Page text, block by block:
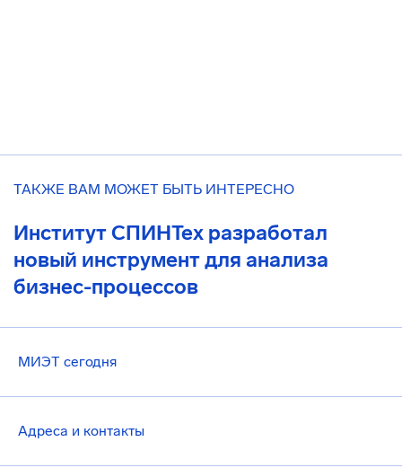
ТАКЖЕ ВАМ МОЖЕТ БЫТЬ ИНТЕРЕСНО
Институт СПИНТех разработал
новый инструмент для анализа
бизнес-процессов
МИЭТ сегодня
Адреса и контакты